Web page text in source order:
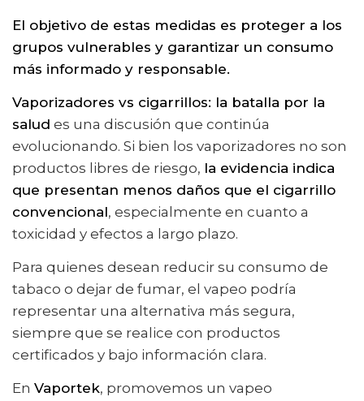
El objetivo de estas medidas es proteger a los
grupos vulnerables y garantizar un consumo
más informado y responsable.
Vaporizadores vs cigarrillos: la batalla por la
salud es una discusión que continúa
evolucionando. Si bien los vaporizadores no son
productos libres de riesgo, la evidencia indica
que presentan menos daños que el cigarrillo
convencional, especialmente en cuanto a
toxicidad y efectos a largo plazo.
Para quienes desean reducir su consumo de
tabaco o dejar de fumar, el vapeo podría
representar una alternativa más segura,
siempre que se realice con productos
certificados y bajo información clara.
En Vaportek, promovemos un vapeo